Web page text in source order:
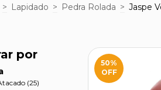
> Lapidado > Pedra Rolada > Jaspe
por
(25)
50%
OFF